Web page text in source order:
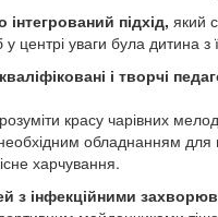
підхід, який
центрі уваги була дитина
і творчі
красу чарівних
обладнанням для
харчування.
з інфекційними